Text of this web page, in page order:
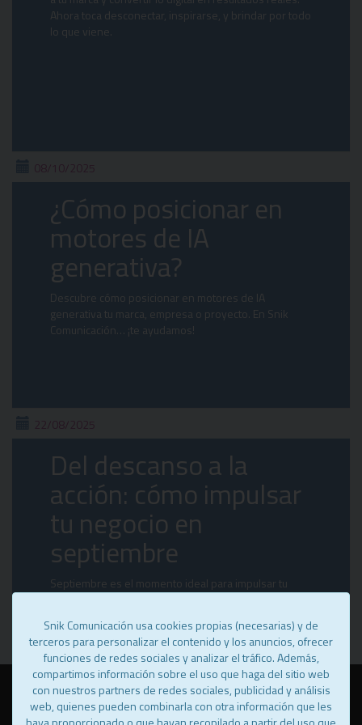
Ahora toca desconectar, inspirarse, y brindar por todo
lo que viene.
08/10/2025
¿Cómo posicionar en
motores de IA
generativa?
Descubre cómo posicionar en motores de IA
generativa tu marca, empresa o proyecto. En Snik
Comunicación… ¡te ayudamos!
22/08/2025
Del descanso a la
acción: cómo impulsar
tu negocio en
septiembre
Septiembre es el momento ideal para impulsar tu
negocio: revisa tus metas, ajusta estrategias y conecta
@ Snik 2025, (c) todos los derechos reservados.Aviso legal· Política
Snik Comunicación usa cookies propias (necesarias) y de
terceros para personalizar el contenido y los anuncios, ofrecer
funciones de redes sociales y analizar el tráfico. Además,
compartimos información sobre el uso que haga del sitio web
con nuestros partners de redes sociales, publicidad y análisis
web, quienes pueden combinarla con otra información que les